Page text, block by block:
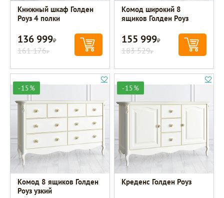
Книжный шкаф Голден
Роуз 4 полки
136 999Р
161 176Р
Комод широкий 8
ящиков Голден Роуз
155 999Р
183 529Р
-15%
Комод 8 ящиков Голден
Роуз узкий
-15%
Креденс Голден Роуз